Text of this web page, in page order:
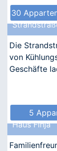
30
Die
von
Geschäfte
5
Haus Finja